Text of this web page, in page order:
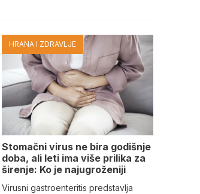
HRANA I ZDRAVLJE
Stomačni virus ne bira godišnje
doba, ali leti ima više prilika za
širenje: Ko je najugroženiji
Virusni gastroenteritis predstavlja